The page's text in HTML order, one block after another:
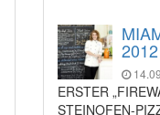
2012
ERSTER
STEINOFEN-